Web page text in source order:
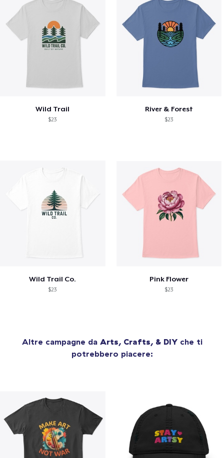
Wild Trail
$23
River & Forest
$23
Wild Trail Co.
$23
Pink Flower
$23
Altre campagne da Arts, Crafts, & DIYche ti
potrebbero piacere: